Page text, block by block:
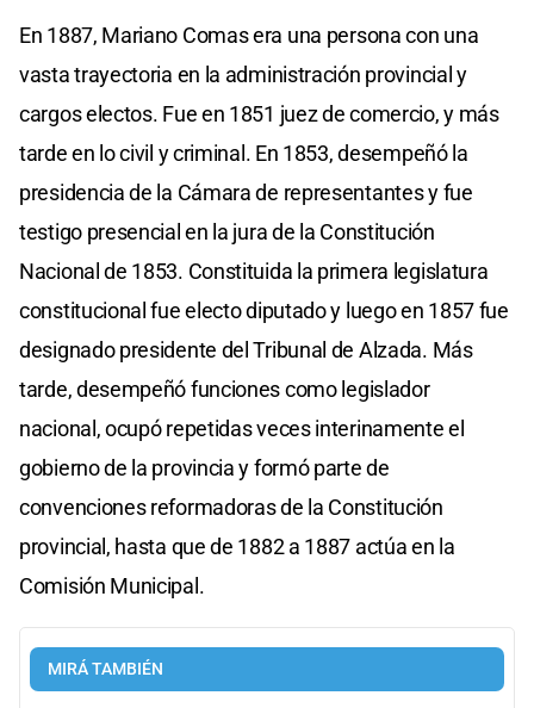
En 1887, Mariano Comas era una persona con una
vasta trayectoria en la administración provincial y
cargos electos. Fue en 1851 juez de comercio, y más
tarde en lo civil y criminal. En 1853, desempeñó la
presidencia de la Cámara de representantes y fue
testigo presencial en la jura de la Constitución
Nacional de 1853. Constituida la primera legislatura
constitucional fue electo diputado y luego en 1857 fue
designado presidente del Tribunal de Alzada. Más
tarde, desempeñó funciones como legislador
nacional, ocupó repetidas veces interinamente el
gobierno de la provincia y formó parte de
convenciones reformadoras de la Constitución
provincial, hasta que de 1882 a 1887 actúa en la
Comisión Municipal.
MIRÁ TAMBIÉN